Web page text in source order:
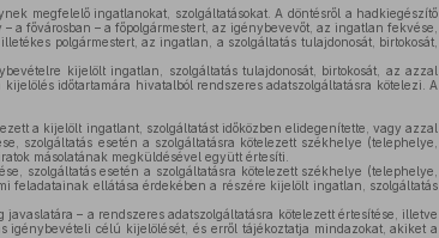
megfelelő ingatlanokat, szolgáltatásokat. A döntésről a hadkiegészítő
a fővárosban – a főpolgármestert, az igénybevevőt, az ingatlan fekvése,
polgármestert, az ingatlan, a szolgáltatás tulajdonosát, birtokosát,
kijelölt ingatlan, szolgáltatás tulajdonosát, birtokosát, az azzal
kijelölés időtartamára hivatalból rendszeres adatszolgáltatásra kötelezi. A
a kijelölt ingatlant, szolgáltatást időközben elidegenítette, vagy azzal
szolgáltatás esetén a szolgáltatásra kötelezett székhelye (telephelye,
másolatának megküldésével együtt értesíti.
szolgáltatás esetén a szolgáltatásra kötelezett székhelye (telephelye,
feladatainak ellátása érdekében a részére kijelölt ingatlan, szolgáltatás
– a rendszeres adatszolgáltatásra kötelezett értesítése, illetve
célú kijelölését, és erről tájékoztatja mindazokat, akiket a